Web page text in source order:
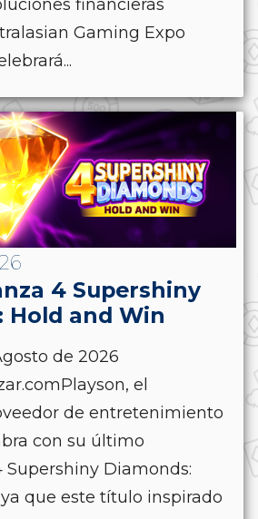
financieras
Gaming Expo
4 Supershiny
Hold and Win
de 2026
el
de entretenimiento
con su último
Supershiny Diamonds:
que este título inspirado